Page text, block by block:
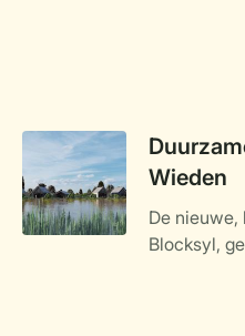
Wieden
De
Blocksyl,